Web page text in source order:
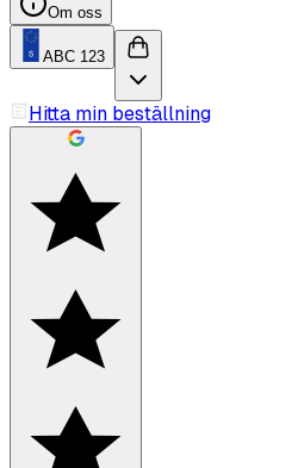
Om oss
ABC 123
Hitta min beställning